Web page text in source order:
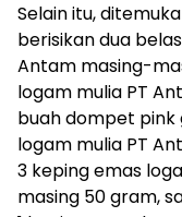
Selain itu,
berisikan dua
Antam masing-
logam mulia PT
buah dompet pink
logam mulia PT
3 keping emas
masing 50 gram,